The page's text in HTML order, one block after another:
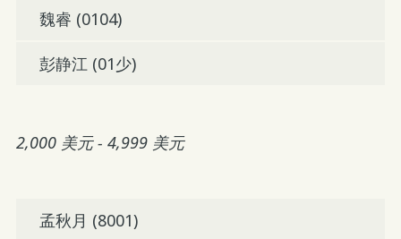
魏睿 (0104)
彭静江 (01少)
2,000 美元 - 4,999 美元
孟秋月 (8001)